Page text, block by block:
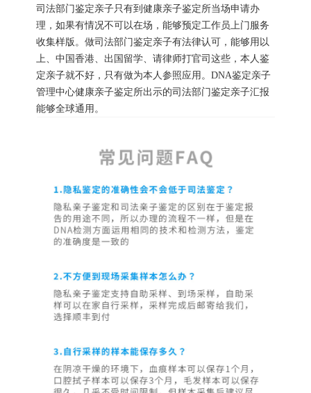
司法部门鉴定亲子只有到健康亲子鉴定所当场申请办
理，如果有情况不可以在场，能够预定工作员上门服务
收集样版。做司法部门鉴定亲子有法律认可，能够用以
上、中国香港、出国留学、请律师打官司这些，本人鉴
定亲子就不好，只有做为本人参照应用。DNA鉴定亲子
管理中心健康亲子鉴定所出示的司法部门鉴定亲子汇报
能够全球通用。